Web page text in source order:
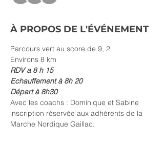
À PROPOS DE L'ÉVÉNEMENT
Parcours vert au score de 9, 2
Environs 8 km
RDV a 8 h 15
Echauffement à 8h 20
Départ à 8h30
Avec les coachs : Dominique et Sabine
inscription réservée aux adhérents de la
Marche Nordique Gaillac.